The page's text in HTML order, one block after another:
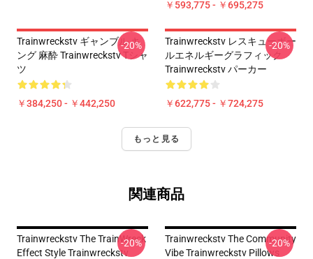
￥593,775 - ￥695,275
Trainwreckstv ギャンブル キ
ング 麻酔 Trainwreckstv Tシャ
ツ
￥384,250 - ￥442,250
-20%
Trainwreckstv レスキューボー
ルエネルギーグラフィック
Trainwreckstv パーカー
￥622,775 - ￥724,275
-20%
もっと見る
関連商品
Trainwreckstv The TrainWreck
Effect Style Trainwreckstv
-20%
Trainwreckstv The Community
Vibe Trainwreckstv Pillows
-20%